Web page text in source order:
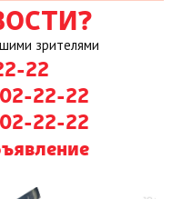
зрителями
22
22-22
22-22